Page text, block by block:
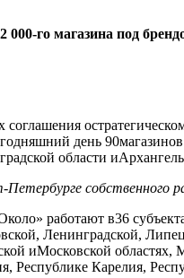
000-го магазина под
день
области
Петербурге собственного
работают в36
Ленинградской,
иМосковской
Республике Карелия,